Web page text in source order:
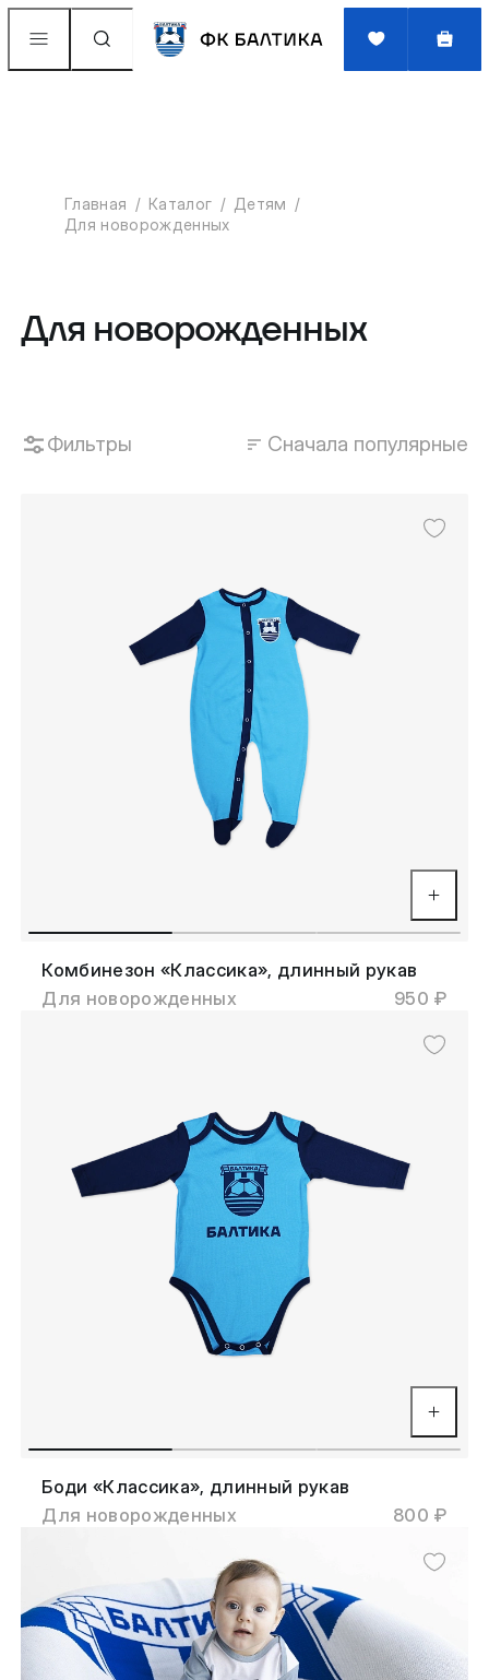
Главная Каталог
Детям
Для новорожденных
Для новорожденных
Фильтры Сначала популярные
Комбинезон «Классика», длинный рукав
Для новорожденных
950 ₽
Боди «Классика», длинный рукав
Для новорожденных
800 ₽